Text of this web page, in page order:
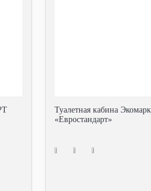
Туалетная кабина
«Евростандарт»